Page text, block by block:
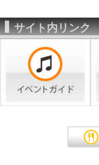
サイト内リンク